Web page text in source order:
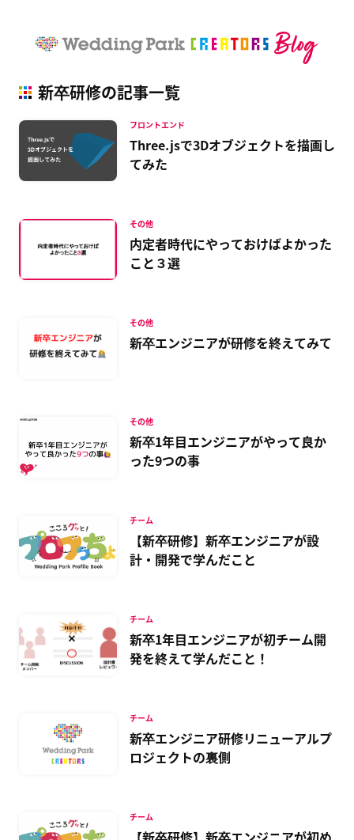
新卒研修の記事一覧
Three.jsで3Dオブジェクトを描画し
てみた
フロントエンド
内定者時代にやっておけばよかった
こと３選
その他
新卒エンジニアが研修を終えてみて
その他
新卒1年目エンジニアがやって良か
った9つの事
その他
【新卒研修】新卒エンジニアが設
計・開発で学んだこと
チーム
新卒1年目エンジニアが初チーム開
発を終えて学んだこと！
チーム
新卒エンジニア研修リニューアルプ
ロジェクトの裏側
チーム
チーム